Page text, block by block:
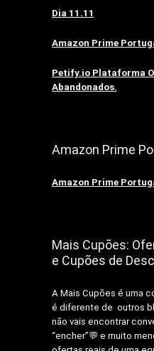
Dia 11.11
Amazon Prime
Petify.io Plataforma
Abandonados.
Amazon Prime
Amazon Prime
Mais Cupões:
e Cupões de
A Mais Cupões é uma
é diferente de outros
não vais encontrar
“encher”💬 e muito